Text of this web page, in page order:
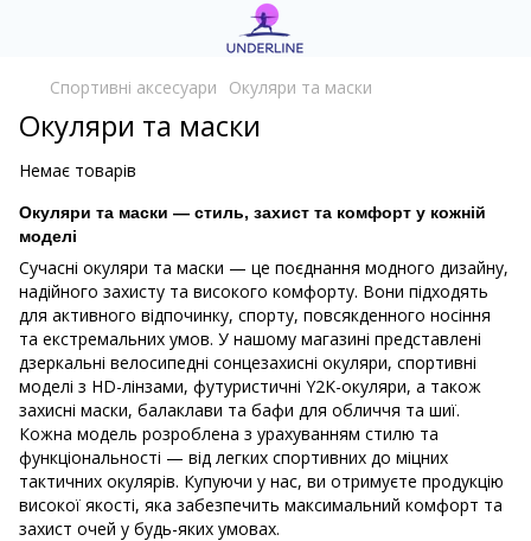
Спортивні аксесуари Окуляри та маски
Окуляри та маски
Немає товарів
Окуляри та маски — стиль, захист та комфорт у кожній
моделі
Сучасні окуляри та маски — це поєднання модного дизайну,
надійного захисту та високого комфорту. Вони підходять
для активного відпочинку, спорту, повсякденного носіння
та екстремальних умов. У нашому магазині представлені
дзеркальні велосипедні сонцезахисні окуляри, спортивні
моделі з HD-лінзами, футуристичні Y2K-окуляри, а також
захисні маски, балаклави та бафи для обличчя та шиї.
Кожна модель розроблена з урахуванням стилю та
функціональності — від легких спортивних до міцних
тактичних окулярів. Купуючи у нас, ви отримуєте продукцію
високої якості, яка забезпечить максимальний комфорт та
захист очей у будь-яких умовах.